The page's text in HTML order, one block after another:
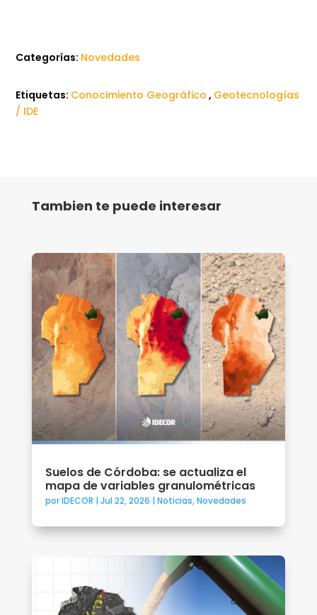
Categorías: Novedades
Etiquetas: Conocimiento Geográfico , Geotecnologías
/ IDE
Tambien te puede interesar
Suelos de Córdoba: se actualiza el
mapa de variables granulométricas
porIDECOR | Jul 22, 2026 | Noticias,Novedades